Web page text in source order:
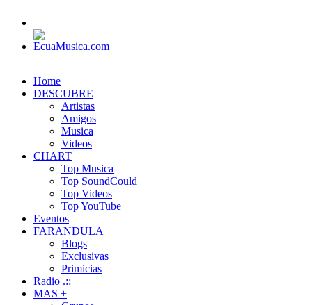
Home
DESCUBRE
Artistas
Amigos
Musica
Videos
CHART
Top Musica
Top SoundCould
Top Videos
Top YouTube
Eventos
FARANDULA
Blogs
Exclusivas
Primicias
Radio .::
MAS +